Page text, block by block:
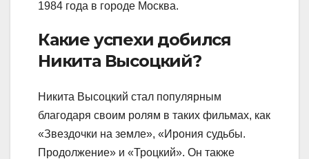
1984 года в городе Москва.
Какие успехи добился
Никита Высоцкий?
Никита Высоцкий стал популярным
благодаря своим ролям в таких фильмах, как
«Звездочки на земле», «Ирония судьбы.
Продолжение» и «Троцкий». Он также